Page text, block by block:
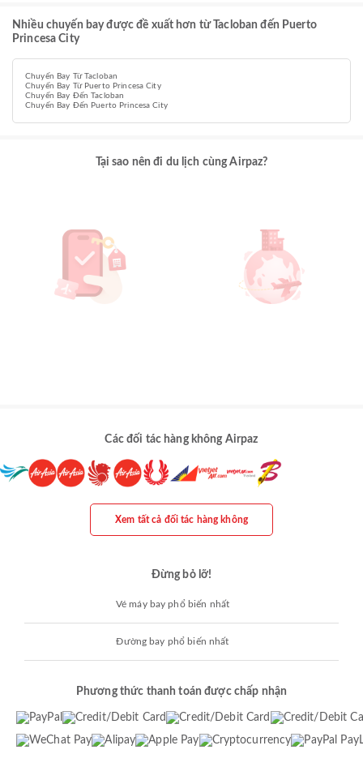
Nhiều chuyến bay được đề xuất hơn từ Tacloban đến Puerto
Princesa City
Chuyến Bay Từ Tacloban
Chuyến Bay Từ Puerto Princesa City
Chuyến Bay Đến Tacloban
Chuyến Bay Đến Puerto Princesa City
Tại sao nên đi du lịch cùng Airpaz?
Các đối tác hàng không Airpaz
Xem tất cả đối tác hàng không
Đừng bỏ lỡ!
Vé máy bay phổ biến nhất
Đường bay phổ biến nhất
Phương thức thanh toán được chấp nhận